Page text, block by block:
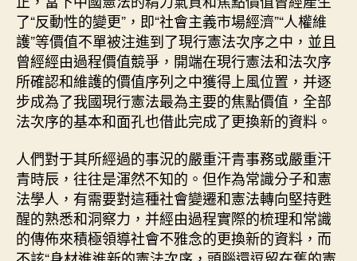
了“反動性的變更”，即“社會主義市場經濟”“人權維
護”等價值不單被注進到了現行憲法次序之中，並且
曾經經由過程價值競爭，開端在現行憲法和法次序
所確認和維護的價值序列之中獲得上風位置，并逐
步成為了我國現行憲法最為主要的焦點價值，全部
法次序的基本和面孔也借此完成了更換新的資料。
人們對于其所經過的事況的嚴重汗青事務或嚴重汗
青時辰，往往是渾然不知的。但作為常識分子和憲
法學人，有需要對這種社會變遷和憲法轉向堅持甦
醒的熟悉和洞察力，并經由過程實際的梳理和常識
的傳佈來積極領導社會不雅念的更換新的資料，而